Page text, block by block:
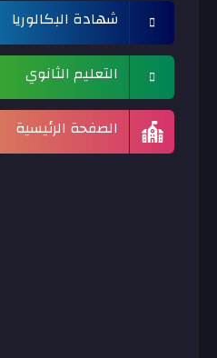
شهادة البكالوريا
التعليم الثانوي
الصفحة الرئيسية